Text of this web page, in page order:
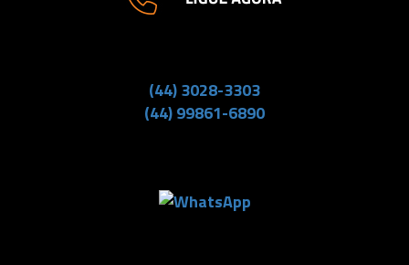
(44) 3028-3303
(44) 99861-6890